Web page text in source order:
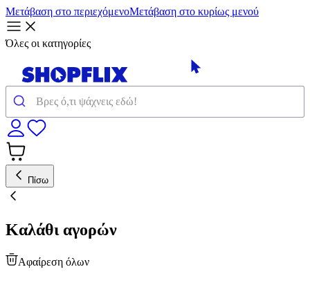
Μετάβαση στο περιεχόμενοΜετάβαση στο κυρίως μενού
Όλες οι κατηγορίες
Πίσω
Καλάθι αγορών
Αφαίρεση όλων